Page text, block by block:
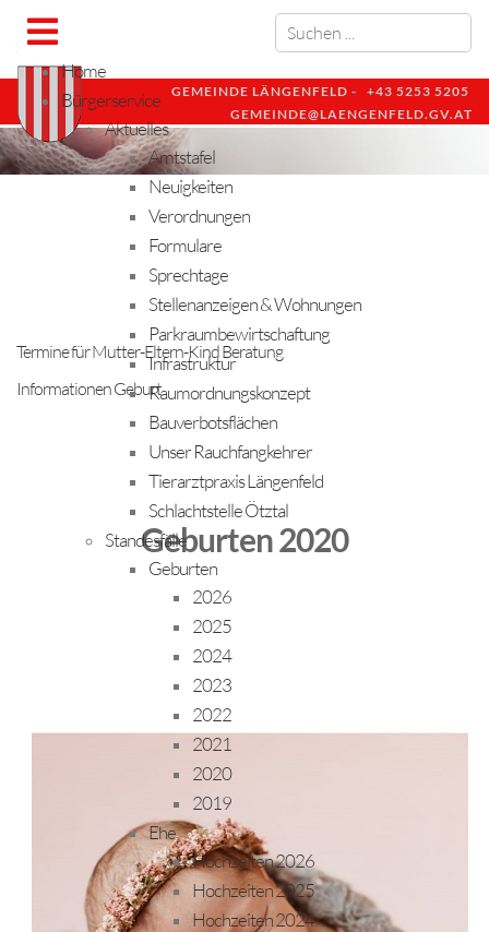
GEMEINDE LÄNGENFELD - +43 5253 5205
GEMEINDE@LAENGENFELD.GV.AT
Home
Bürgerservice
Aktuelles
Amtstafel
Neuigkeiten
Verordnungen
Formulare
Sprechtage
Stellenanzeigen & Wohnungen
Parkraumbewirtschaftung
Infrastruktur
Raumordnungskonzept
Bauverbotsflächen
Unser Rauchfangkehrer
Tierarztpraxis Längenfeld
Schlachtstelle Ötztal
Standesfälle
Geburten
2026
2025
2024
2023
2022
2021
2020
2019
Ehe
Hochzeiten 2026
Hochzeiten 2025
Hochzeiten 2024
Termine für Mutter-Eltern-Kind Beratung
Informationen Geburt
Geburten 2020